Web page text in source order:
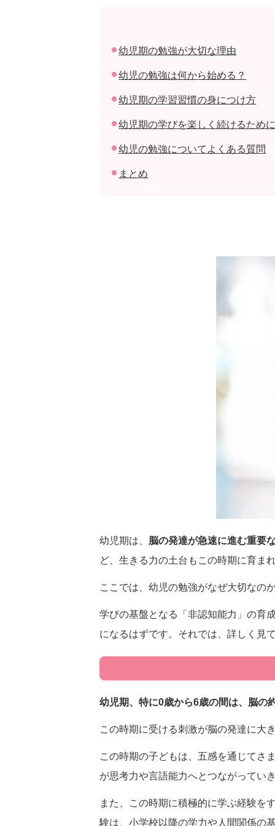
幼児期の勉強が大切な理由
幼児の勉強は何から始める？
幼児期の学習習慣の身につけ方
幼児期の学びを楽しく続けるため
幼児の勉強についてよくある質問
まとめ
幼児期は、 脳の発達が急速に進む重要
ど、生きる力の土台もこの時期に育ま
ここでは、幼児の勉強がなぜ大切なの
学びの基盤となる「非認知能力」の育
になるはずです。それでは、詳しく見
幼児期、特に0歳から6歳の間は、脳の
この時期に受ける刺激が脳の発達に大
この時期の子どもは、五感を通じてさ
が思考力や言語能力へとつながってい
また、この時期に積極的に学ぶ経験を
験は、小学校以降の学力や人間関係の